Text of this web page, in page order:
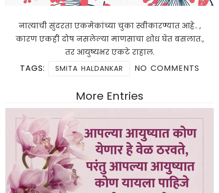
नात्याची सुंदरता एकमेकांच्या चुका स्वीकारण्यात आहे.. ,
कारण एकही दोष नसलेल्या माणसाचा शोध घेत बसलात.,
तर आयुष्यभर एकटे राहाल.
TAGS: SMITA HALDANKAR NO COMMENTS
More Entries